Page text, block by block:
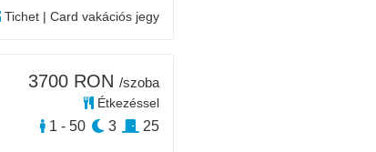
Tichet | Card vakációs jegy
3700 RON /szoba
Étkezéssel
1 - 50 3 25